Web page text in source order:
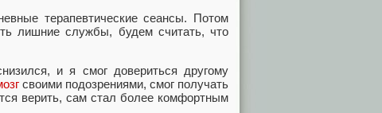
терапевтические сеансы. Потом
лишние службы, будем считать, что
и я смог довериться другому
своими подозрениями, смог получать
верить, сам стал более комфортным